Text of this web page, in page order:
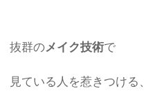
抜群のメイク技術で
見ている人を惹きつける